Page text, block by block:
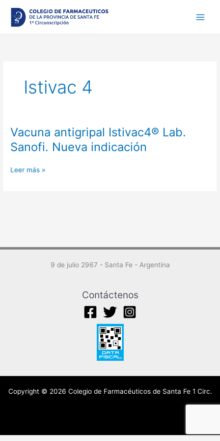
contenido
Istivac 4
Vacuna antigripal Istivac4® Lab.
Sanofi. Nueva indicación
Vacuna
antigripal
Istivac4®
Sanofi.
Leer más »
9 de julio 2967 - Santa Fe - Argentina
Contáctenos
Copyright © 2026 Colegio de Farmacéuticos de Santa Fe 1 Circ.